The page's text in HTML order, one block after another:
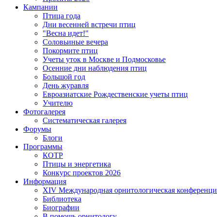
Кампании
Птица года
Дни весенней встречи птиц
"Весна идет!"
Соловьиные вечера
Покормите птиц
Учеты уток в Москве и Подмосковье
Осенние дни наблюдения птиц
Большой год
День журавля
Евроазиатские Рождественские учеты птиц
Учителю
Фотогалерея
Систематическая галерея
Форумы
Блоги
Программы
КОТР
Птицы и энергетика
Конкурс проектов 2026
Информация
XIV Международная орнитологическая
Библиотека
Биографии